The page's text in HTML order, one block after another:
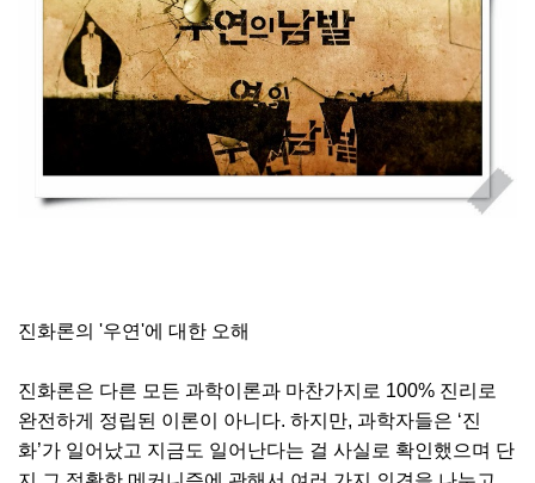
진화론의 '우연'에 대한 오해
진화론은 다른 모든 과학이론과 마찬가지로 100% 진리로
완전하게 정립된 이론이 아니다. 하지만, 과학자들은 ‘진
화’가 일어났고 지금도 일어난다는 걸 사실로 확인했으며 단